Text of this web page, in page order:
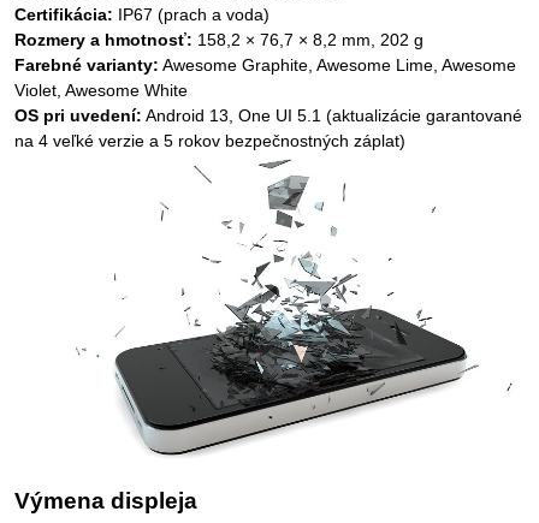
Certifikácia: IP67 (prach a voda)
Rozmery a hmotnosť: 158,2 × 76,7 × 8,2 mm, 202 g
Farebné varianty: Awesome Graphite, Awesome Lime, Awesome
Violet, Awesome White
OS pri uvedení: Android 13, One UI 5.1 (aktualizácie garantované
na 4 veľké verzie a 5 rokov bezpečnostných záplat)
Výmena displeja